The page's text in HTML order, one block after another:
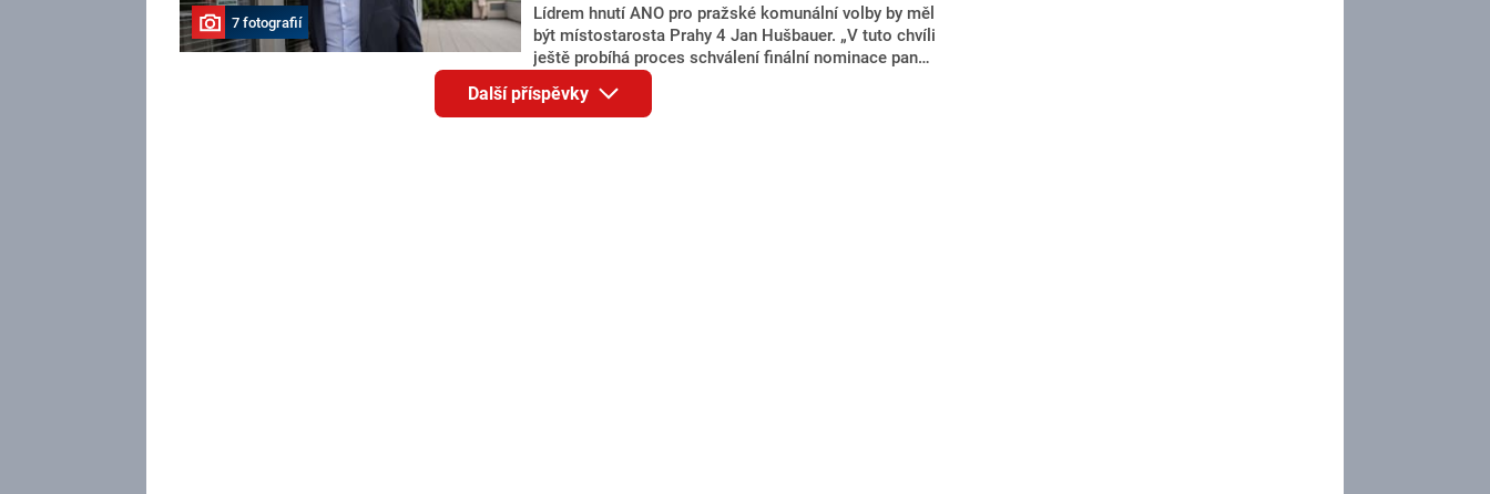
7 fotografií
Lídrem hnutí ANO pro pražské komunální volby by měl
být místostarosta Prahy 4 Jan Hušbauer. „V tuto chvíli
ještě probíhá proces schválení finální nominace pana
Jana Hušbauera Výborem hnutí ANO,“ uvedl pro
redakci místopředseda pražského ANO Martin
Benkovič. O Hušbauerovi se spekulovalo jako o
Další příspěvky